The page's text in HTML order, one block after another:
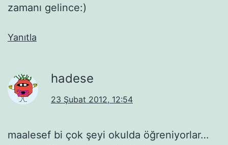
zamanı gelince:)
Yanıtla
hadese
23 Şubat 2012, 12:54
maalesef bi çok şeyi okulda öğreniyorlar…